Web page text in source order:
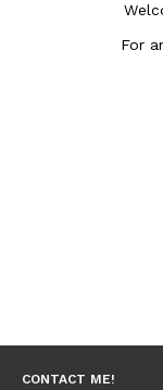
For
CONTACT ME!